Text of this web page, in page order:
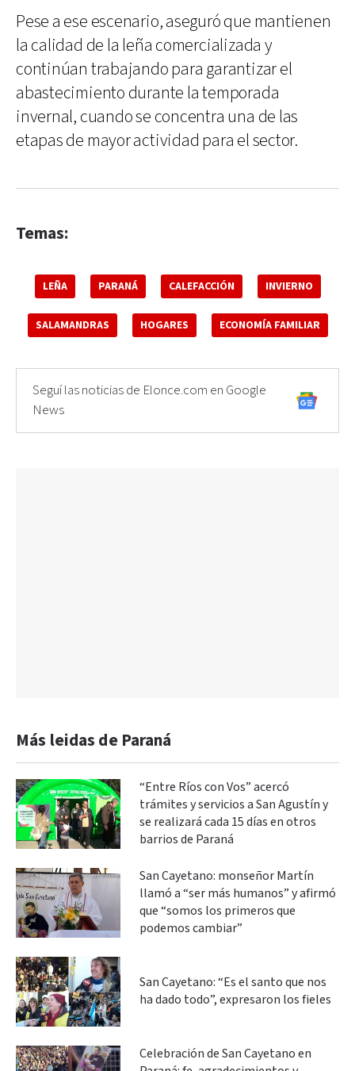
Pese a ese escenario, aseguró que mantienen
la calidad de la leña comercializada y
continúan trabajando para garantizar el
abastecimiento durante la temporada
invernal, cuando se concentra una de las
etapas de mayor actividad para el sector.
Temas:
LEÑA PARANÁ CALEFACCIÓN INVIERNO
SALAMANDRAS HOGARES ECONOMÍA FAMILIAR
Seguí las noticias de Elonce.com en Google
News
Más leidas de Paraná
“Entre Ríos con Vos” acercó
trámites y servicios a San Agustín y
se realizará cada 15 días en otros
barrios de Paraná
San Cayetano: monseñor Martín
llamó a “ser más humanos” y afirmó
que “somos los primeros que
podemos cambiar”
San Cayetano: “Es el santo que nos
ha dado todo”, expresaron los fieles
Celebración de San Cayetano en